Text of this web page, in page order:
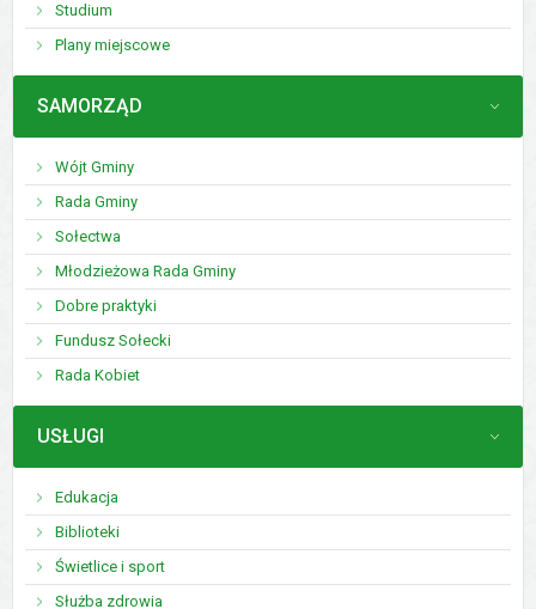
Studium
Plany miejscowe
MENU
SAMORZĄD
Wójt Gminy
Rada Gminy
Sołectwa
Młodzieżowa Rada Gminy
Dobre praktyki
Fundusz Sołecki
Rada Kobiet
MENU
USŁUGI
Edukacja
Biblioteki
Świetlice i sport
Służba zdrowia